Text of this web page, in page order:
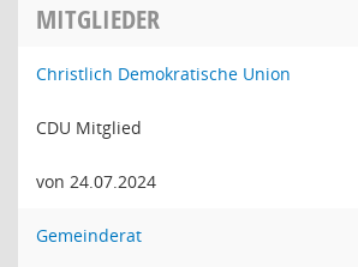
MITGLIEDER
Christlich Demokratische Union
CDU Mitglied
von 24.07.2024
Gemeinderat